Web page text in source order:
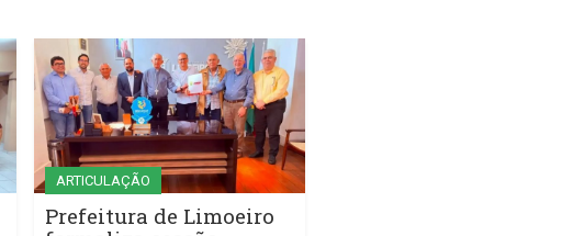
ARTICULAÇÃO
Prefeitura de Limoeiro